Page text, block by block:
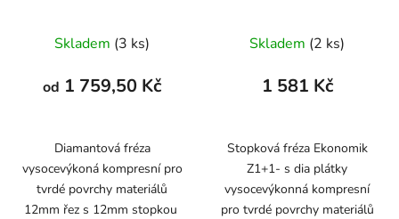
Skladem (3 ks)
od 1 759,50 Kč
Diamantová fréza
vysocevýkoná kompresní pro
tvrdé povrchy materiálů
12mm řez s 12mm stopkou
Skladem (2 ks)
1 581 Kč
Stopková fréza Ekonomik
Z1+1- s dia plátky
vysocevýkonná kompresní
pro tvrdé povrchy materiálů